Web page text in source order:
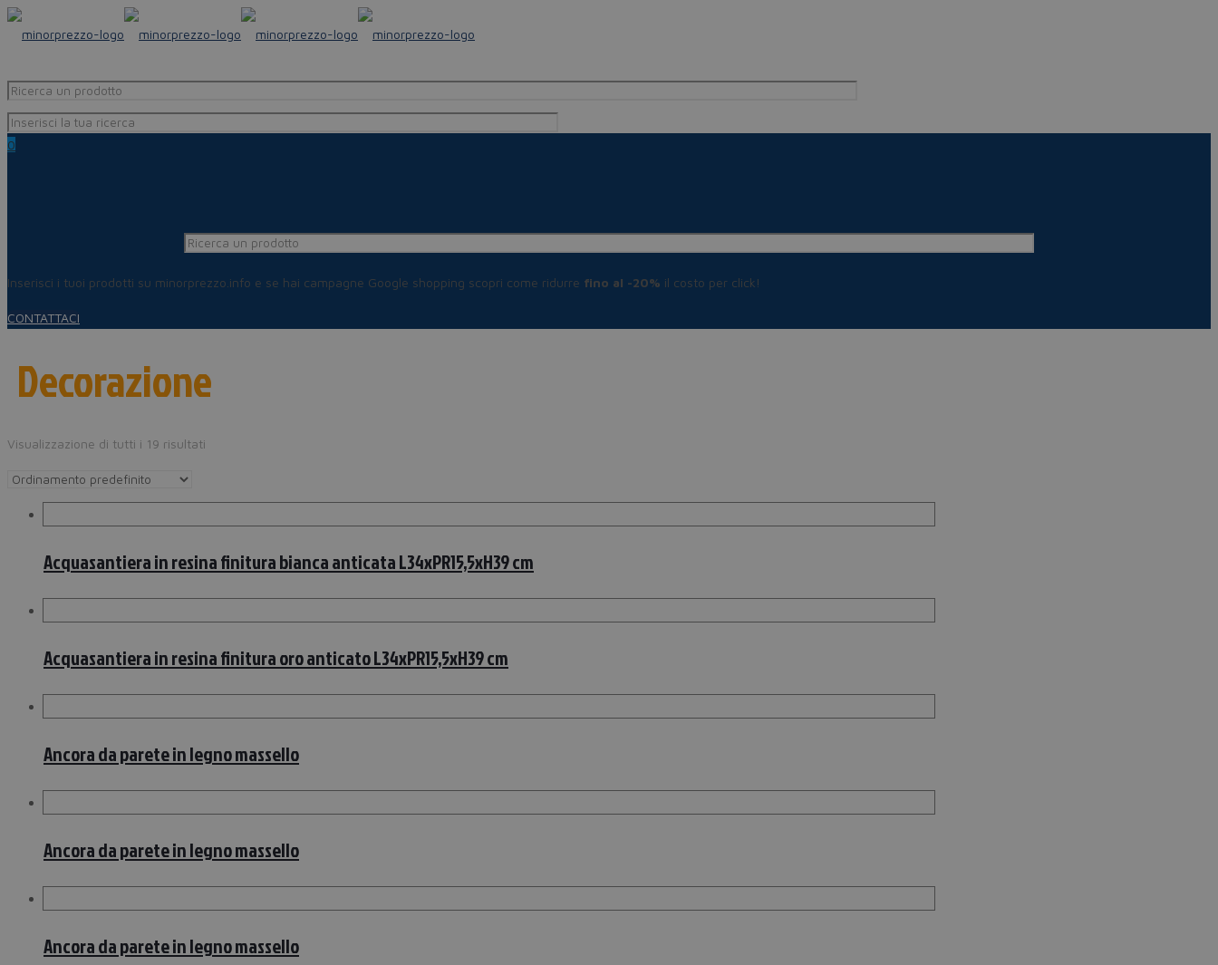
0
Inserisci i tuoi prodotti su minorprezzo.info e se hai campagne Google shopping scopri come ridurre fino al -20% il costo per click!
CONTATTACI
Decorazione
Visualizzazione di tutti i 19 risultati
Acquasantiera in resina finitura bianca anticata L34xPR15,5xH39 cm
Acquasantiera in resina finitura oro anticato L34xPR15,5xH39 cm
Ancora da parete in legno massello
Ancora da parete in legno massello
Ancora da parete in legno massello